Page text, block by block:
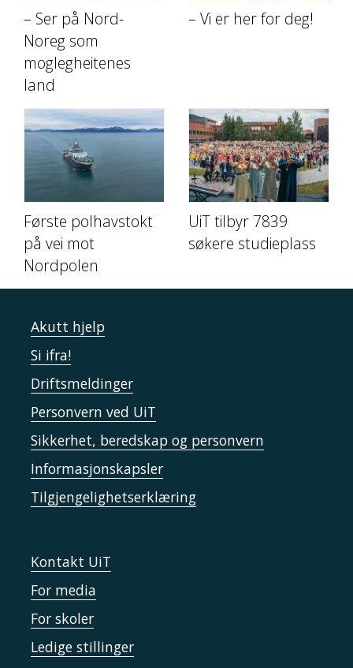
– Ser på Nord-
Noreg som
moglegheitenes
land
– Vi er her for deg!
Første polhavstokt
på vei mot
Nordpolen
UiT tilbyr 7839
søkere studieplass
Akutt hjelp
Si ifra!
Driftsmeldinger
Personvern ved UiT
Sikkerhet, beredskap og personvern
Informasjonskapsler
Tilgjengelighetserklæring
Kontakt UiT
For media
For skoler
Ledige stillinger